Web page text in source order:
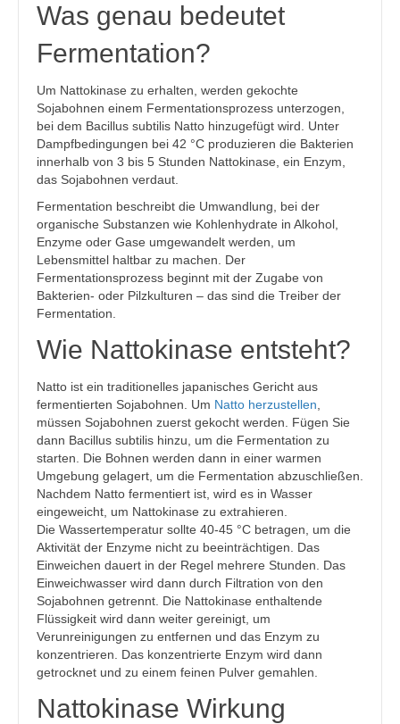
Was genau bedeutet
Fermentation?
Um Nattokinase zu erhalten, werden gekochte
Sojabohnen einem Fermentationsprozess unterzogen,
bei dem Bacillus subtilis Natto hinzugefügt wird. Unter
Dampfbedingungen bei 42 °C produzieren die Bakterien
innerhalb von 3 bis 5 Stunden Nattokinase, ein Enzym,
das Sojabohnen verdaut.
Fermentation beschreibt die Umwandlung, bei der
organische Substanzen wie Kohlenhydrate in Alkohol,
Enzyme oder Gase umgewandelt werden, um
Lebensmittel haltbar zu machen. Der
Fermentationsprozess beginnt mit der Zugabe von
Bakterien- oder Pilzkulturen – das sind die Treiber der
Fermentation.
Wie Nattokinase entsteht?
Natto ist ein traditionelles japanisches Gericht aus
fermentierten Sojabohnen. Um Natto herzustellen
müssen Sojabohnen zuerst gekocht werden. Fügen Sie
dann Bacillus subtilis hinzu, um die Fermentation zu
starten. Die Bohnen werden dann in einer warmen
Umgebung gelagert, um die Fermentation abzuschließen.
Nachdem Natto fermentiert ist, wird es in Wasser
eingeweicht, um Nattokinase zu extrahieren.
Die Wassertemperatur sollte 40-45 °C betragen, um die
Aktivität der Enzyme nicht zu beeinträchtigen. Das
Einweichen dauert in der Regel mehrere Stunden. Das
Einweichwasser wird dann durch Filtration von den
Sojabohnen getrennt. Die Nattokinase enthaltende
Flüssigkeit wird dann weiter gereinigt, um
Verunreinigungen zu entfernen und das Enzym zu
konzentrieren. Das konzentrierte Enzym wird dann
getrocknet und zu einem feinen Pulver gemahlen.
Nattokinase Wirkung